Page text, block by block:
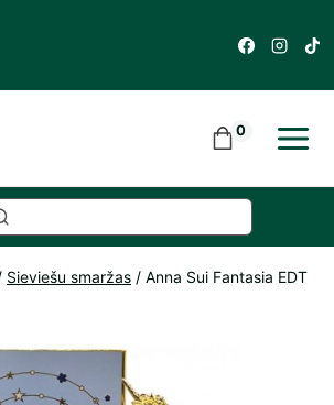
0
Sieviešu smaržas / Anna Sui Fantasia EDT